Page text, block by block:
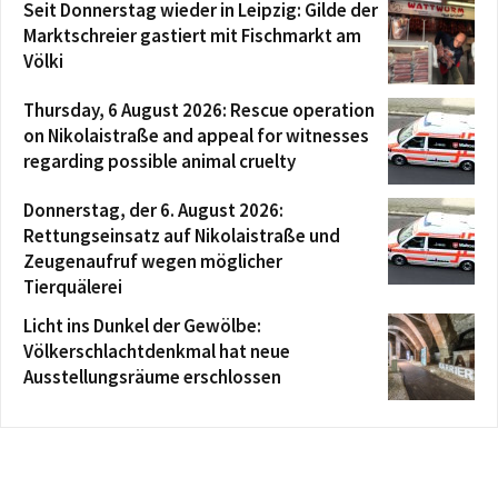
Seit Donnerstag wieder in Leipzig: Gilde der
Marktschreier gastiert mit Fischmarkt am
Völki
Thursday, 6 August 2026: Rescue operation
on Nikolaistraße and appeal for witnesses
regarding possible animal cruelty
Donnerstag, der 6. August 2026:
Rettungseinsatz auf Nikolaistraße und
Zeugenaufruf wegen möglicher
Tierquälerei
Licht ins Dunkel der Gewölbe:
Völkerschlachtdenkmal hat neue
Ausstellungsräume erschlossen